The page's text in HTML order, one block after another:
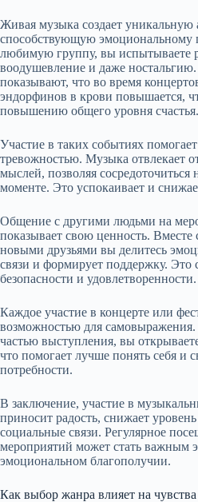
Живая музыка создает уникальную
способствующую
любимую группу, вы испытываете
воодушевление и даже
показывают, что во время
эндорфинов в крови повышается,
повышению общего уровня счастья.
Участие в таких событиях
тревожностью. Музыка отвлекает
мыслей, позволяя сосредоточиться
моменте. Это успокаивает и
Общение с другими людьми на
показывает свою ценность.
новыми друзьями вы делитесь
связи и формирует поддержку. Это
безопасности и удовлетворенности.
Каждое участие в концерте или
возможностью для самовыражения.
частью выступления, вы
что помогает лучше понять себя и
потребности.
В заключение, участие в
приносит радость, снижает уровень
социальные связи. Регулярное
мероприятий может стать важным
эмоциональном благополучии.
Как выбор жанра влияет на